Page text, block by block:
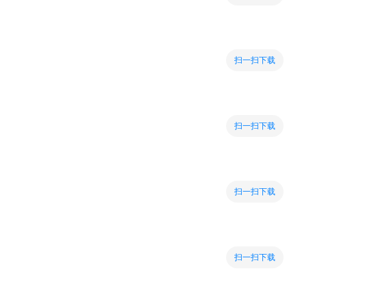
扫一扫下载
扫一扫下载
扫一扫下载
扫一扫下载